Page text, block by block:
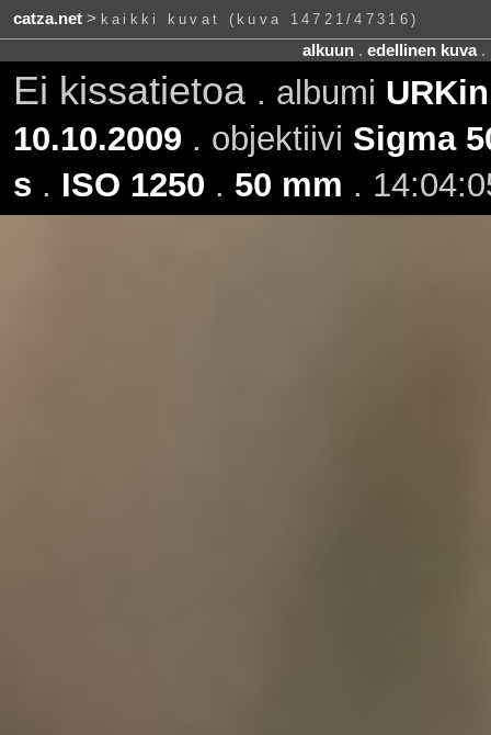
catza.net> kaikki kuvat (kuva 14721/47316)
alkuun. edellinen kuva.
Ei kissatietoa . albumi
10.10.2009 . objektiivi Sigma
s . ISO 1250 . 50 mm .